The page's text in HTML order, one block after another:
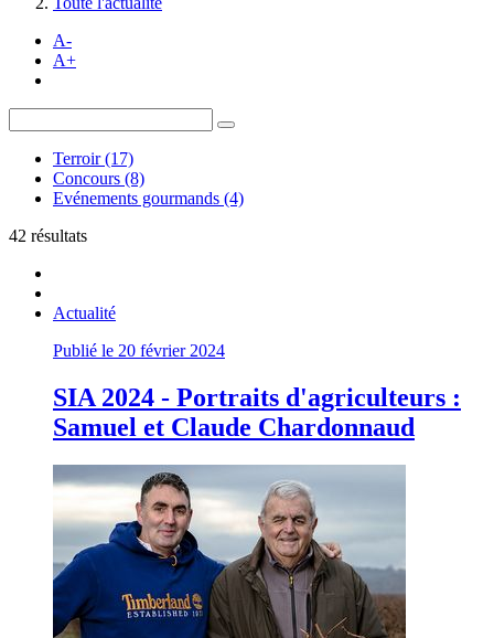
A-
A+
Terroir (17)
Concours (8)
Evénements gourmands (4)
42 résultats
Actualité
Publié le 20 février 2024
SIA 2024 - Portraits d'agriculteurs :
Samuel et Claude Chardonnaud